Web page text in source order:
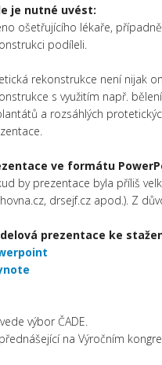
je nutné uvést:
ošetřujícího lékaře,
podíleli.
rekonstrukce není nijak
s využitím např.
a rozsáhlých
ve formátu
by prezentace byla příliš
drsejf.cz apod.). Z
prezentace ke
výbor ČADE.
na Výročním